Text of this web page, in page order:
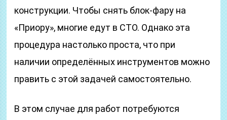
конструкции. Чтобы снять блок-фару на
«Приору», многие едут в СТО. Однако эта
процедура настолько проста, что при
наличии определённых инструментов можно
править с этой задачей самостоятельно.
В этом случае для работ потребуются